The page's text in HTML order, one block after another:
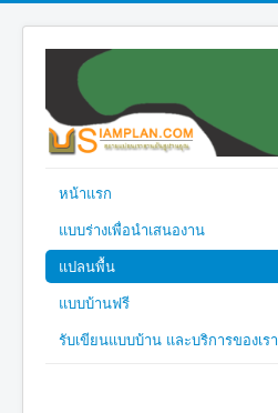
หน้าแรก
แบบร่างเพื่อนำเสนองาน
แปลนพื้น
แบบบ้านฟรี
รับเขียนแบบบ้าน และบริการของเรา